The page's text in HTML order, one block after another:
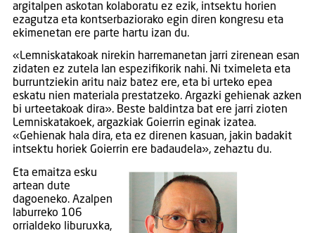
argitalpen askotan kolaboratu ez ezik, intsektu horien
ezagutza eta kontserbaziorako egin diren kongresu eta
ekimenetan ere parte hartu izan du.
«Lemniskatakoak nirekin harremanetan jarri zirenean esan
zidaten ez zutela lan espezifikorik nahi. Ni tximeleta eta
burruntziekin aritu naiz batez ere, eta bi urteko epea
eskatu nien materiala prestatzeko. Argazki gehienak azken
bi urteetakoak dira». Beste baldintza bat ere jarri zioten
Lemniskatakoek, argazkiak Goierrin eginak izatea.
«Gehienak hala dira, eta ez direnen kasuan, jakin badakit
intsektu horiek Goierrin ere badaudela», zehaztu du.
Eta emaitza esku
artean dute
dagoeneko. Azalpen
laburreko 106
orrialdeko liburuxka,